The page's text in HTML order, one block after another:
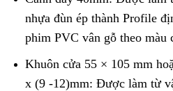
nhựa đùn ép thành Profile
phim PVC vân gỗ theo màu
Khuôn cửa 55 × 105 mm
x (9 -12)mm: Được làm từ